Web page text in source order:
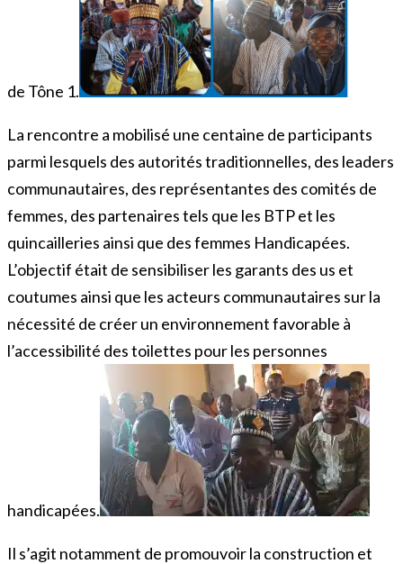
de Tône 1.
La rencontre a mobilisé une centaine de participants
parmi lesquels des autorités traditionnelles, des leaders
communautaires, des représentantes des comités de
femmes, des partenaires tels que les BTP et les
quincailleries ainsi que des femmes Handicapées.
L’objectif était de sensibiliser les garants des us et
coutumes ainsi que les acteurs communautaires sur la
nécessité de créer un environnement favorable à
l’accessibilité des toilettes pour les personnes
handicapées.
Il s’agit notamment de promouvoir la construction et